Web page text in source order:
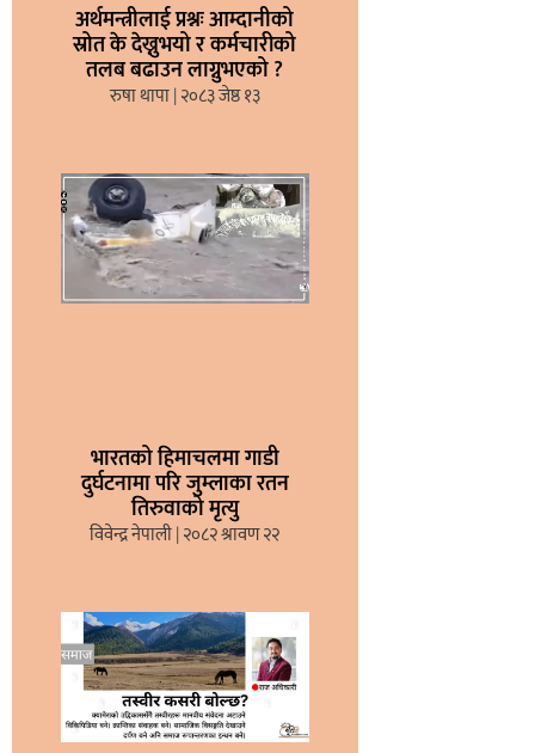
अर्थमन्त्रीलाई प्रश्नः आम्दानीको
स्रोत के देख्नुभयो र कर्मचारीको
तलब बढाउन लाग्नुभएको ?
रुषा थापा २०८३ जेष्ठ १३
भारतको हिमाचलमा गाडी
दुर्घटनामा परि जुम्लाका रतन
तिरुवाको मृत्यु
विवेन्द्र नेपाली २०८२ श्रावण २२